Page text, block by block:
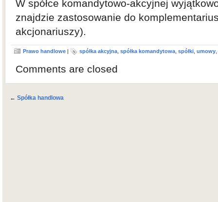
W spółce komandytowo-akcyjnej
znajdzie zastosowanie do
akcjonariuszy).
Prawo handlowe | spółka akcyjna spółka komandytowa spółki umowy
Comments are closed
← Spółka handlowa